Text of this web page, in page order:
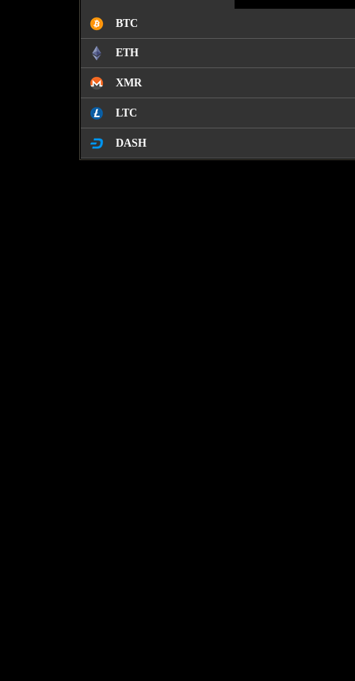
BTC
ETH
XMR
LTC
DASH